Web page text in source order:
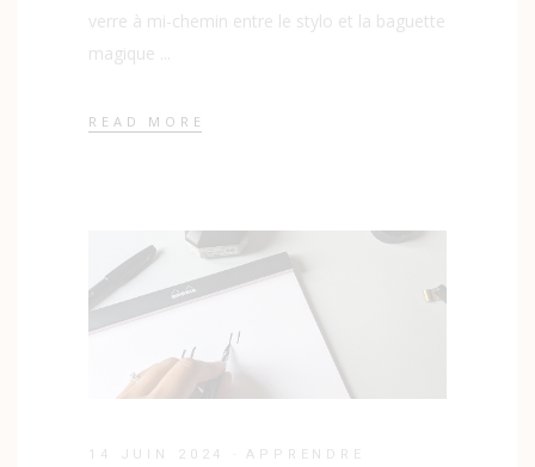
verre à mi-chemin entre le stylo et la baguette
magique
READ MORE
14 JUIN 2024 APPRENDRE